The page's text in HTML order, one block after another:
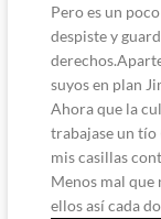
Pero es un
despiste y
suyos en plan
Ahora que la
trabajase un tío
mis casillas
Menos mal que
ellos así cada